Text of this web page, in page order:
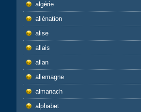
algérie
aliénation
alise
allais
allan
allemagne
almanach
alphabet